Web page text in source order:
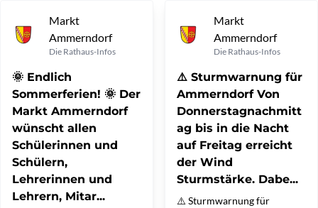
Markt
Ammerndorf
Die Rathaus-Infos
🌞 Endlich
Sommerferien! 🌞 Der
Markt Ammerndorf
wünscht allen
Schülerinnen und
Schülern,
Lehrerinnen und
Lehrern, Mitar...
Markt
Ammerndorf
Die Rathaus-Infos
⚠️ Sturmwarnung für
Ammerndorf Von
Donnerstagnachmitt
ag bis in die Nacht
auf Freitag erreicht
der Wind
Sturmstärke. Dabe...
⚠️ Sturmwarnung für